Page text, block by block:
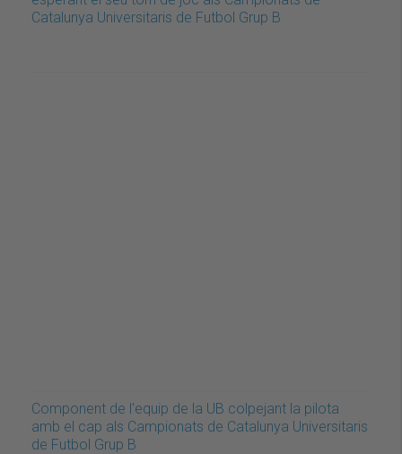
Catalunya Universitaris de Futbol Grup B
Component de l'equip de la UB colpejant la pilota
amb el cap als Campionats de Catalunya Universitaris
de Futbol Grup B